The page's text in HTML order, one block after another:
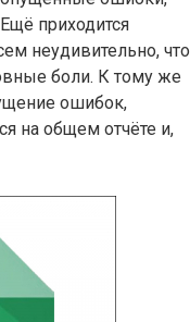
приходится
неудивительно, что
боли. К тому же
ошибок,
на общем отчёте и,